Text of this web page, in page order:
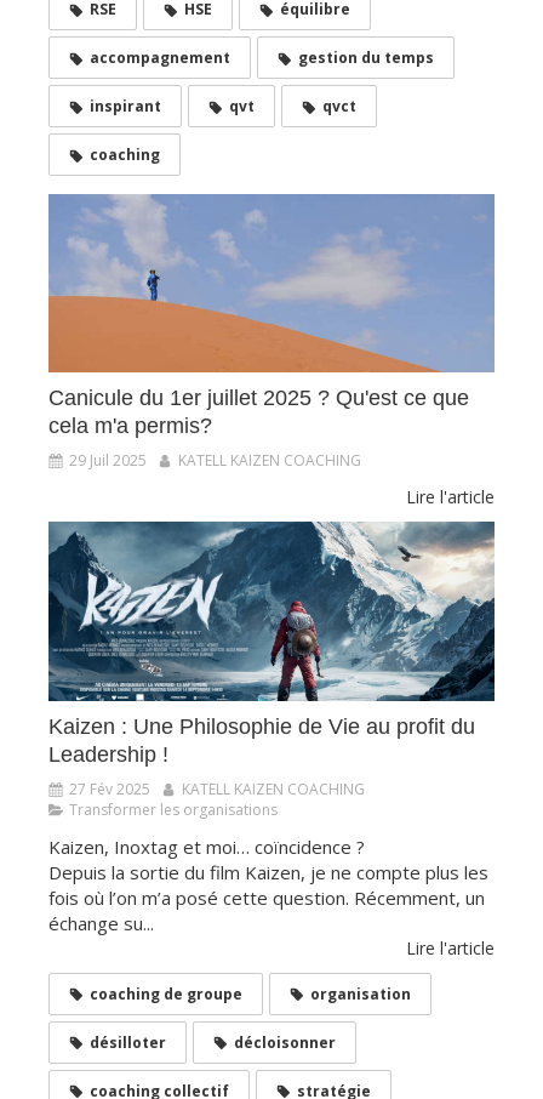
RSE HSE équilibre
accompagnement gestion du temps
inspirant qvt qvct
coaching
Canicule du 1er juillet 2025 ? Qu'est ce que
cela m'a permis?
29 Juil 2025 KATELL KAIZEN COACHING
Lire l'article
​​​​​​​Kaizen : Une Philosophie de Vie au profit du
Leadership !
27 Fév 2025
KATELL KAIZEN COACHING
Transformer les organisations
Kaizen, Inoxtag et moi… coïncidence ?
Depuis la sortie du film Kaizen, je ne compte plus les
fois où l’on m’a posé cette question. Récemment, un
échange su...
Lire l'article
coaching de groupe organisation
désilloter décloisonner
coaching collectif stratégie